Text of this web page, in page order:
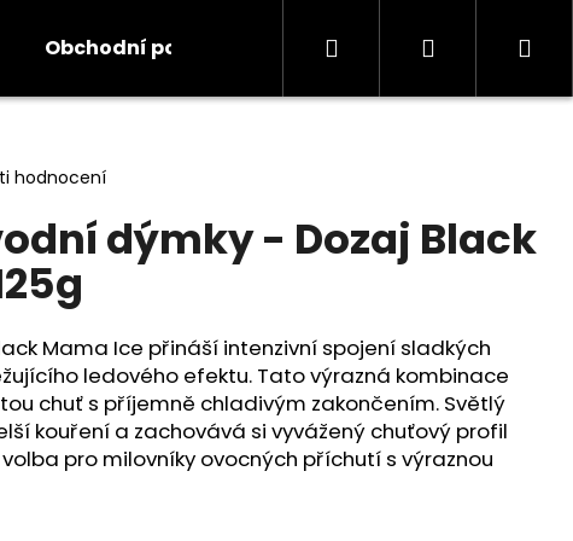
Obchodní podmínky Kontakty Informace
Hledat Přihlášení
hodnocení
dýmky - Dozaj Black
Mama Ice přináší intenzivní spojení sladkých
ledového efektu. Tato výrazná kombinace
chuť s příjemně chladivým zakončením. Světlý
kouření a zachovává si vyvážený chuťový profil
pro milovníky ovocných příchutí s výraznou